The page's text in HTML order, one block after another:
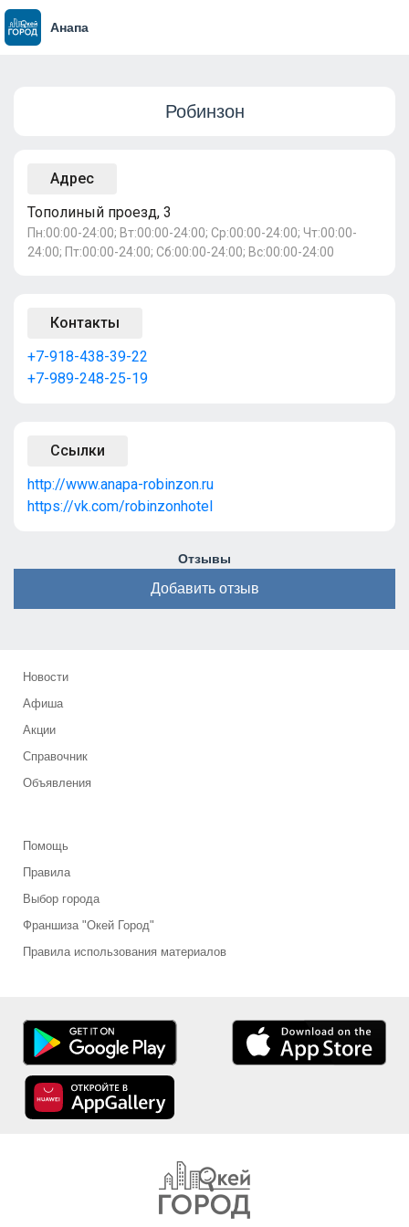
Анапа
Робинзон
Адрес
Тополиный проезд, 3
Пн:00:00-24:00; Вт:00:00-24:00; Ср:00:00-24:00; Чт:00:00-
24:00; Пт:00:00-24:00; Сб:00:00-24:00; Вс:00:00-24:00
Контакты
+7-918-438-39-22
+7-989-248-25-19
Ссылки
http://www.anapa-robinzon.ru
https://vk.com/robinzonhotel
Отзывы
Добавить отзыв
Новости
Афиша
Акции
Справочник
Объявления
Помощь
Правила
Выбор города
Франшиза "Окей Город"
Правила использования материалов